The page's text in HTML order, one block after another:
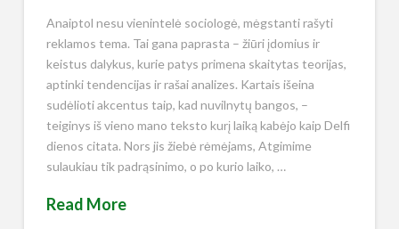
Anaiptol nesu vienintelė sociologė, mėgstanti rašyti
reklamos tema. Tai gana paprasta – žiūri įdomius ir
keistus dalykus, kurie patys primena skaitytas teorijas,
aptinki tendencijas ir rašai analizes. Kartais išeina
sudėlioti akcentus taip, kad nuvilnytų bangos, –
teiginys iš vieno mano teksto kurį laiką kabėjo kaip Delfi
dienos citata. Nors jis žiebė rėmėjams, Atgimime
sulaukiau tik padrąsinimo, o po kurio laiko, …
Read More